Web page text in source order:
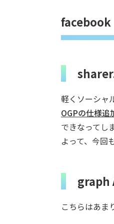
facebook
軽くソーシャ
OGPの仕様追
できなってし
よって、今回
graph
こちらはあま